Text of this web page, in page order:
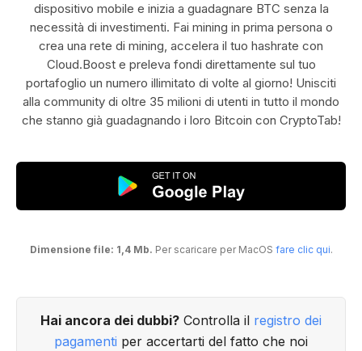
dispositivo mobile e inizia a guadagnare BTC senza la
necessità di investimenti. Fai mining in prima persona o
crea una rete di mining, accelera il tuo hashrate con
Cloud.Boost e preleva fondi direttamente sul tuo
portafoglio un numero illimitato di volte al giorno! Unisciti
alla community di oltre 35 milioni di utenti in tutto il mondo
che stanno già guadagnando i loro Bitcoin con CryptoTab!
Dimensione file: 1,4 Mb. Per scaricare per MacOS fare clic qui.
Hai ancora dei dubbi? Controlla il registro dei
pagamenti per accertarti del fatto che noi